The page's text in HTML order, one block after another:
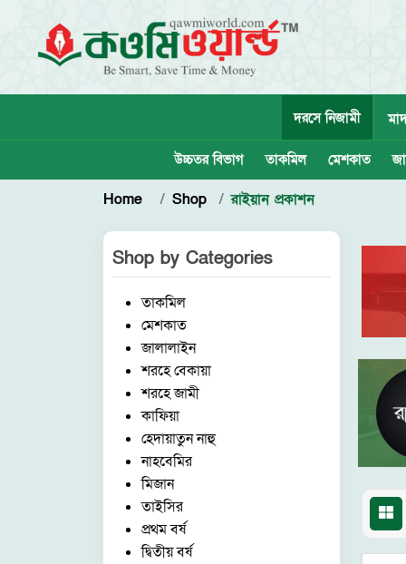
দরসে নিজামী
উচ্চতর বিভাগ তাকমিল মেশকাত
Home Shop রাইয়ান প্রকাশন
Shop by Categories
তাকমিল
মেশকাত
জালালাইন
শরহে বেকায়া
শরহে জামী
কাফিয়া
হেদায়াতুন নাহু
নাহবেমির
মিজান
তাইসির
প্রথম বর্ষ
দ্বিতীয় বর্ষ